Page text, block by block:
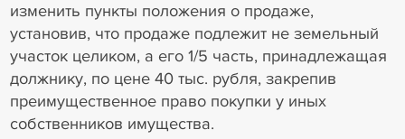
изменить пункты положения о продаже,
установив, что продаже подлежит не земельный
участок целиком, а его 1/5 часть, принадлежащая
должнику, по цене 40 тыс. рубля, закрепив
преимущественное право покупки у иных
собственников имущества.